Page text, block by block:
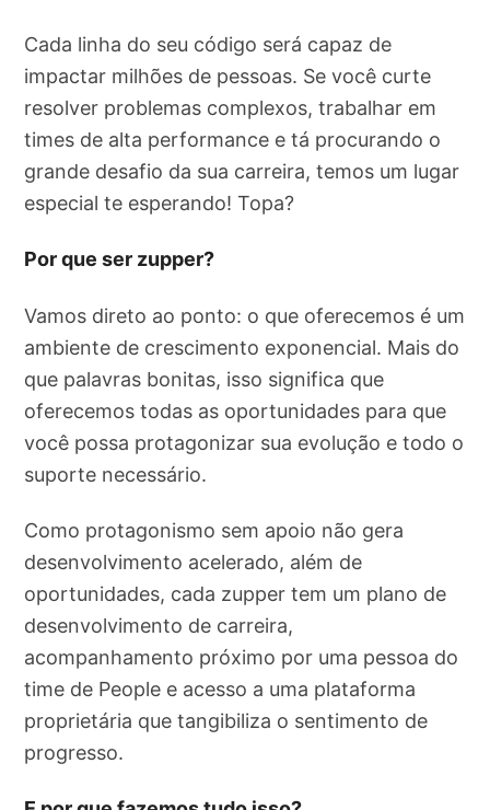
Cada linha do seu código será capaz de
impactar milhões de pessoas. Se você curte
resolver problemas complexos, trabalhar em
times de alta performance e tá procurando o
grande desafio da sua carreira, temos um lugar
especial te esperando! Topa?
Por que ser zupper?
Vamos direto ao ponto: o que oferecemos é um
ambiente de crescimento exponencial. Mais do
que palavras bonitas, isso significa que
oferecemos todas as oportunidades para que
você possa protagonizar sua evolução e todo o
suporte necessário.
Como protagonismo sem apoio não gera
desenvolvimento acelerado, além de
oportunidades, cada zupper tem um plano de
desenvolvimento de carreira,
acompanhamento próximo por uma pessoa do
time de People e acesso a uma plataforma
proprietária que tangibiliza o sentimento de
progresso.